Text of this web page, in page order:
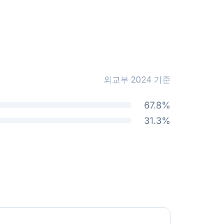
외교부 2024 기준
67.8%
31.3%